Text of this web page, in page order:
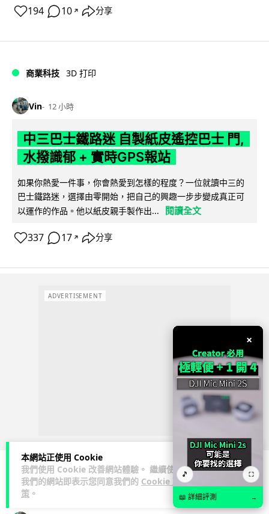
本網站正使用 Cookie
我們使用 Cookie 改善網站體驗。 繼續使用
我們的網站即表示您同意我們的 Cookie 政
策 。
194 10 ↗ 分享
商業科技 3D 打印
Vin 12 小時
中三巴士鐵路迷 自製紙皮遙控巴士 門,
水撥識郁 + 實時GPS報站
如果你熱愛一件事，你會熱愛到怎樣的程度？一位就讀中三的
巴士鐵路迷，選擇由零開始，把自己的興趣一步步變成真正可
以運作的作品。他以紙皮親手製作出...
閱讀全文
337 17 ↗ 分享
ADVERTISEMENT
科技娛樂 生活娛樂 城中熱話
×
🎵 ⛶
📖 詳細評測 →